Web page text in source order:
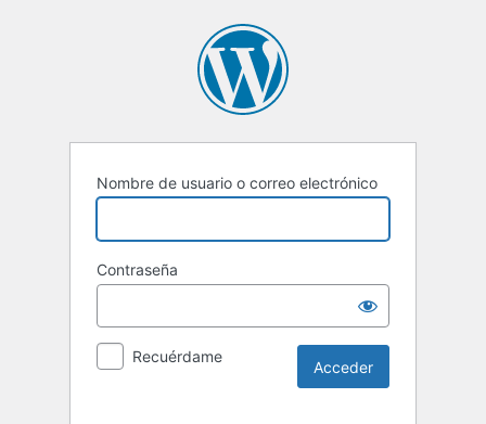
Nombre de usuario o correo electrónico
Contraseña
Recuérdame